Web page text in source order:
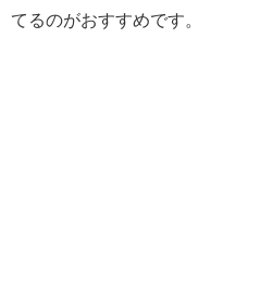
てるのがおすすめです。